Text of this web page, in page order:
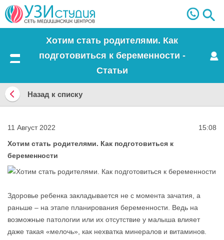
Хотим стать родителями. Как
подготовиться к беременности -
Статьи
Назад
к
списку
Назад к списку
11 Август 2022
15:08
Хотим стать родителями. Как подготовиться к
беременности
Здоровье ребенка закладывается не с момента зачатия, а
раньше – на этапе планирования беременности. Ведь на
возможные патологии или их отсутствие у малыша влияет
даже такая «мелочь», как нехватка минералов и витаминов.